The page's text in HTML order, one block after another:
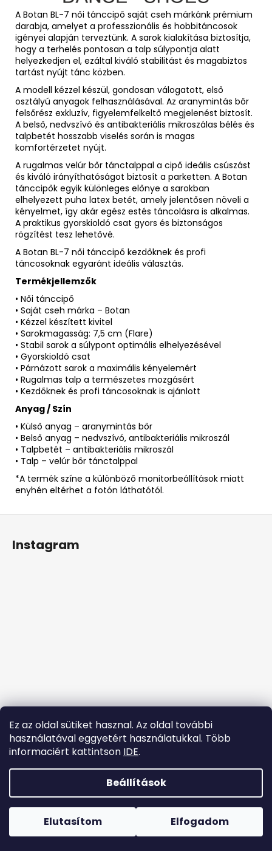
Ez az oldal sütiket hasznal. Az oldal további
használatával eggyetért használatukkal. Több
informaciért kattintson IDE.
Beállítások
Elutasítom Elfogadom
A Botan BL-7 női tánccipő saját cseh márkánk prémium
darabja, amelyet a professzionális és hobbitáncosok
igényei alapján terveztünk. A sarok kialakítása biztosítja,
hogy a terhelés pontosan a talp súlypontja alatt
helyezkedjen el, ezáltal kiváló stabilitást és magabiztos
tartást nyújt tánc közben.
A modell kézzel készül, gondosan válogatott, első
osztályú anyagok felhasználásával. Az aranymintás bőr
felsőrész exkluzív, figyelemfelkeltő megjelenést biztosít.
A belső, nedvszívó és antibakteriális mikroszálas bélés és
talpbetét hosszabb viselés során is magas
komfortérzetet nyújt.
A rugalmas velúr bőr tánctalppal a cipő ideális csúszást
és kiváló irányíthatóságot biztosít a parketten. A Botan
tánccipők egyik különleges előnye a sarokban
elhelyezett puha latex betét, amely jelentősen növeli a
kényelmet, így akár egész estés táncolásra is alkalmas.
A praktikus gyorskioldó csat gyors és biztonságos
rögzítést tesz lehetővé.
A Botan BL-7 női tánccipő kezdőknek és profi
táncosoknak egyaránt ideális választás.
Termékjellemzők
• Női tánccipő
• Saját cseh márka – Botan
• Kézzel készített kivitel
• Sarokmagasság: 7,5 cm (Flare)
• Stabil sarok a súlypont optimális elhelyezésével
• Gyorskioldó csat
• Párnázott sarok a maximális kényelemért
• Rugalmas talp a természetes mozgásért
• Kezdőknek és profi táncosoknak is ajánlott
Anyag / Szín
• Külső anyag – aranymintás bőr
• Belső anyag – nedvszívó, antibakteriális mikroszál
• Talpbetét – antibakteriális mikroszál
• Talp – velúr bőr tánctalppal
*A termék színe a különböző monitorbeállítások miatt
enyhén eltérhet a fotón láthatótól.
Instagram
Copyright 2026tanccipok.hu. Minden jog fenntartva.
Süti beállítások szerkesztése